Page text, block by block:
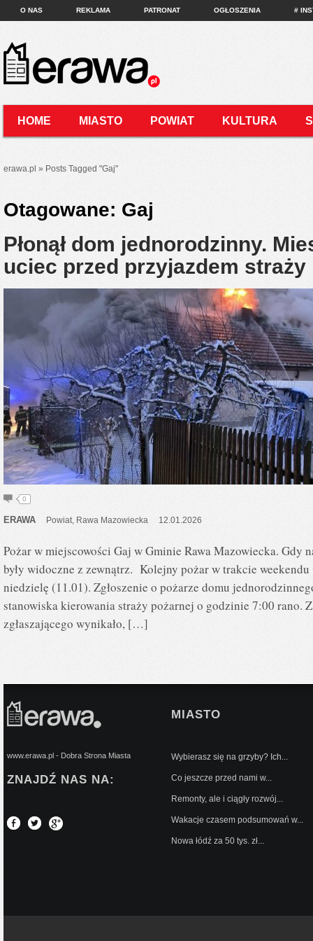
O NAS REKLAMA PATRONAT OGŁOSZENIA #
HOME MIASTO POWIAT KULTURA
erawa.pl » Posts Tagged "Gaj"
Otagowane: Gaj
Płonął dom jednorodzinny.
uciec przed przyjazdem straży
0
ERAWA Powiat Rawa Mazowiecka 12.01.2026
Pożar w miejscowości Gaj w Gminie Rawa Mazowiecka. Gdy
były widoczne z zewnątrz. Kolejny pożar w trakcie
niedzielę (11.01). Zgłoszenie o pożarze domu
stanowiska kierowania straży pożarnej o godzinie 7:00 rano.
zgłaszającego wynikało, […]
www.erawa.pl - Dobra Strona Miasta
ZNAJDŹ NAS NA:
MIASTO
Wybierasz się na grzyby? Ich...
Co jeszcze przed nami w...
Remonty, ale i ciągły rozwój...
Wakacje czasem podsumowań w...
Nowa łódź za 50 tys. zł...